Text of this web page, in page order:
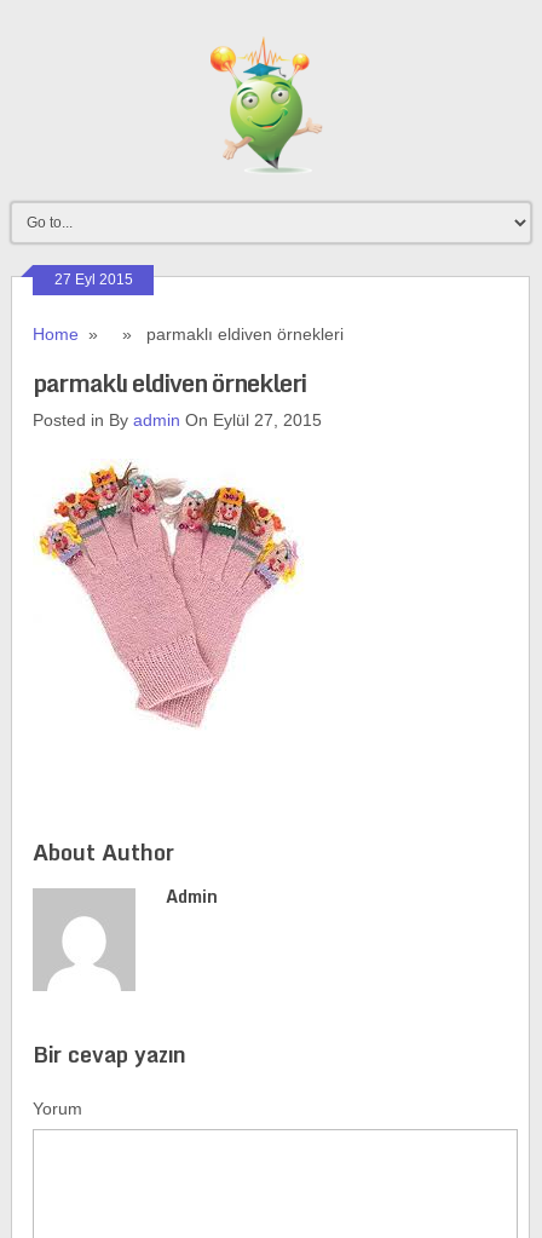
27 Eyl 2015
Home » » parmaklı eldiven örnekleri
parmaklı eldiven örnekleri
Posted in Byadmin On Eylül 27, 2015
About Author
Admin
Bir cevap yazın
Yorum